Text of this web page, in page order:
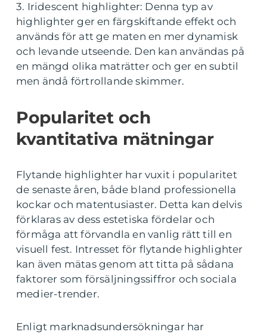
3. Iridescent highlighter: Denna typ av
highlighter ger en färgskiftande effekt och
används för att ge maten en mer dynamisk
och levande utseende. Den kan användas på
en mängd olika maträtter och ger en subtil
men ändå förtrollande skimmer.
Popularitet och
kvantitativa mätningar
Flytande highlighter har vuxit i popularitet
de senaste åren, både bland professionella
kockar och matentusiaster. Detta kan delvis
förklaras av dess estetiska fördelar och
förmåga att förvandla en vanlig rätt till en
visuell fest. Intresset för flytande highlighter
kan även mätas genom att titta på sådana
faktorer som försäljningssiffror och sociala
medier-trender.
Enligt marknadsundersökningar har